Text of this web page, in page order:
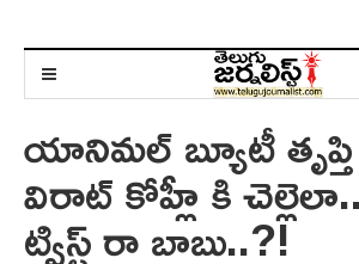
యానిమల్ బ్యూటీ తృప్తి
విరాట్ కోహ్లీ కి
ట్విస్ట్ రా బాబు..?!